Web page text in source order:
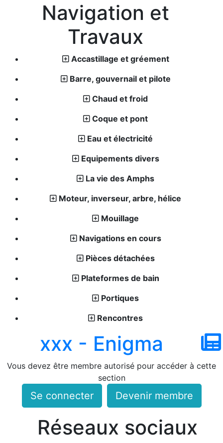
Navigation et
Travaux
Accastillage et gréement
Barre, gouvernail et pilote
Chaud et froid
Coque et pont
Eau et électricité
Equipements divers
La vie des Amphs
Moteur, inverseur, arbre, hélice
Mouillage
Navigations en cours
Pièces détachées
Plateformes de bain
Portiques
Rencontres
xxx - Enigma
Vous devez être membre autorisé pour accéder à cette
section
Se connecter Devenir membre
Réseaux sociaux